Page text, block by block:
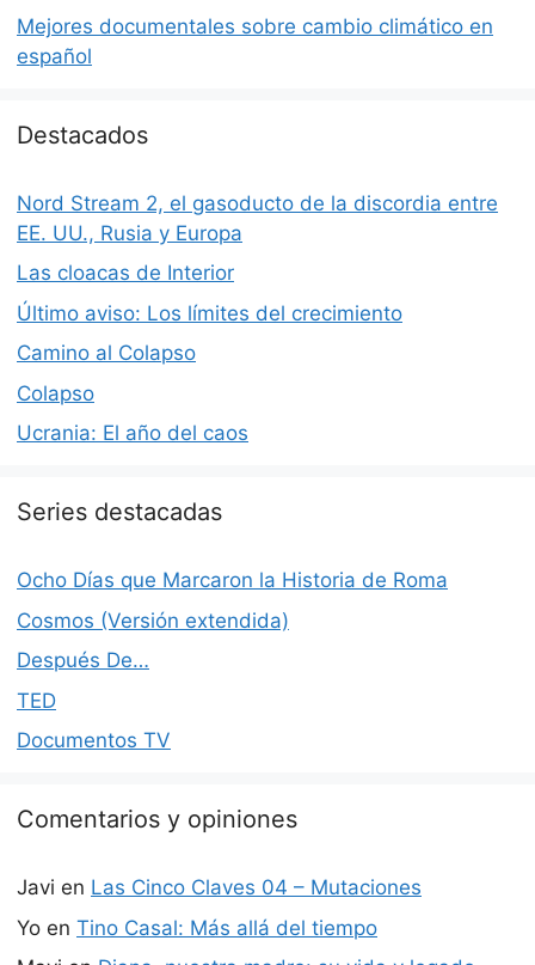
Mejores documentales sobre cambio climático en
español
Destacados
Nord Stream 2, el gasoducto de la discordia entre
EE. UU., Rusia y Europa
Las cloacas de Interior
Último aviso: Los límites del crecimiento
Camino al Colapso
Colapso
Ucrania: El año del caos
Series destacadas
Ocho Días que Marcaron la Historia de Roma
Cosmos (Versión extendida)
Después De…
TED
Documentos TV
Comentarios y opiniones
Javi en Las Cinco Claves 04 – Mutaciones
Yo en Tino Casal: Más allá del tiempo